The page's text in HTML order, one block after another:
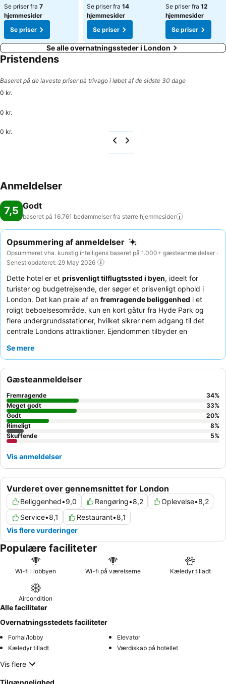
Se priser fra 7
hjemmesider
Se priser
Se priser fra 14
hjemmesider
Se priser
Se priser fra 12
hjemmesider
Se priser
Se alle overnatningssteder i London
Pristendens
Baseret på de laveste priser på trivago i løbet af de sidste 30 dage
0 kr.
0 kr.
0 kr.
Anmeldelser
7,5 Godt
baseret på 16.761 bedømmelser fra større hjemmesider
Opsummering af anmeldelser
Opsummeret vha. kunstig intelligens baseret på 1.000+ gæsteanmeldelser ·
Senest opdateret: 29 May 2026
Dette hotel er et prisvenligt tilflugtssted i byen, ideelt for
turister og budgetrejsende, der søger et prisvenligt ophold i
London. Det kan prale af en fremragende beliggenhed i et
roligt beboelsesområde, kun en kort gåtur fra Hyde Park og
flere undergrundsstationer, hvilket sikrer nem adgang til det
centrale Londons attraktioner. Ejendommen tilbyder en
frisklavede æg, og gæsterne roser konsekvent det
udsigt til haven, da nogle værelser kan opleve støj fra
tilstødende værelser eller undergrundstog.
Se mere
Vurderet over gennemsnittet for London
Beliggenhed•9,0 Rengøring•8,2 Oplevelse•8,2
Service•8,1 Restaurant•8,1
Vis flere vurderinger
Gæsteanmeldelser
Fremragende 34%
Meget godt
33%
Godt
20%
Rimeligt
8%
Skuffende
5%
Vis anmeldelser
Populære faciliteter
Wi-fi i lobbyen Wi-fi på værelserne Kæledyr tilladt
Aircondition
Alle faciliteter
Overnatningsstedets faciliteter
Forhal/lobby
Elevator
Kæledyr tilladt
Værdiskab på hotellet
Vis flere